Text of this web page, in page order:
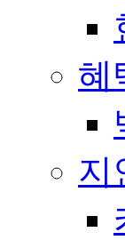
혜
지